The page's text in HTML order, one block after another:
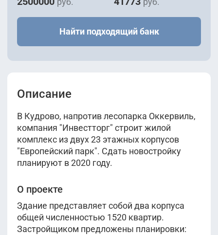
Найти подходящий банк
Описание
В Кудрово, напротив лесопарка Оккервиль,
компания "Инвестторг" строит жилой
комплекс из двух 23 этажных корпусов
"Европейский парк". Сдать новостройку
планируют в 2020 году.
О проекте
Здание представляет собой два корпуса
общей численностью 1520 квартир.
Застройщиком предложены планировки: